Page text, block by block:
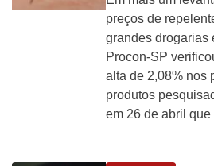
preços de
grandes drogarias
Procon-SP
alta de 2,08% nos
produtos
em 26 de abril que